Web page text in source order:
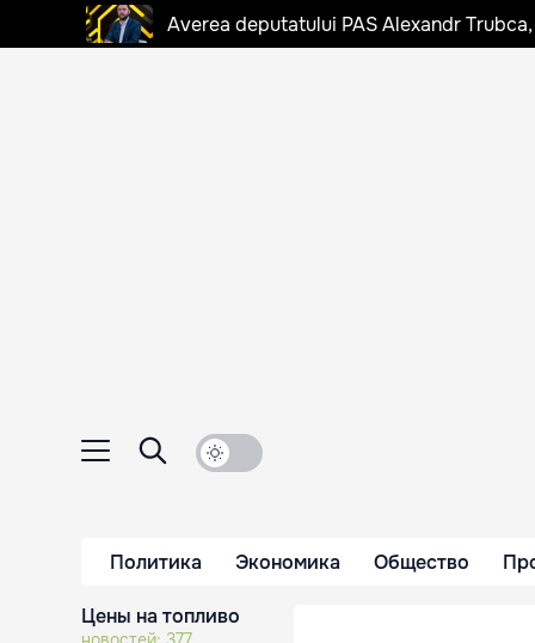
Averea deputatului PAS Alexandr
Политика Экономика Общество
Цены на топливо